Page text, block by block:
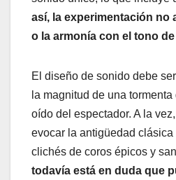
así, la experimentación no
o la armonía con el tono
El diseño de sonido debe
la magnitud de una
oído del espectador. A la
evocar la antigüedad
clichés de coros épicos y
todavía está en duda que